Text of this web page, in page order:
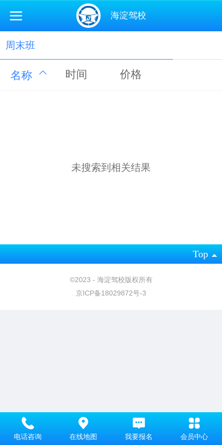
海淀驾校
周末班
名称 时间 价格
未搜索到相关结果
Top
©2023 - 海淀驾校版权所有
京ICP备18029872号-3
电话咨询 在线地图 我要报名 会员中心